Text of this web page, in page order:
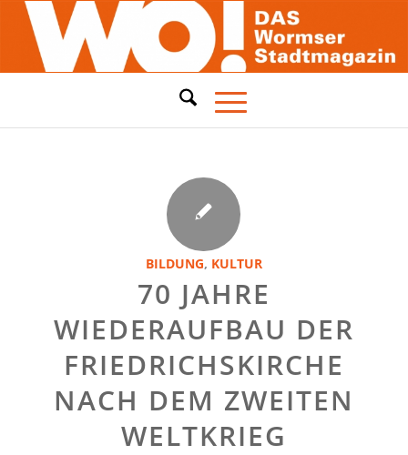
BILDUNG, KULTUR
70 JAHRE
WIEDERAUFBAU DER
FRIEDRICHSKIRCHE
NACH DEM ZWEITEN
WELTKRIEG